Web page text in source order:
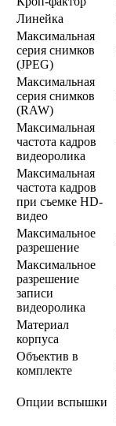
Линейка
Максимальная
серия снимков
(JPEG)
Максимальная
серия снимков
(RAW)
Максимальная
частота кадров
видеоролика
Максимальная
частота кадров
при съемке HD-
видео
Максимальное
разрешение
Максимальное
разрешение
записи
видеоролика
Материал
корпуса
Объектив в
комплекте
Опции вспышки